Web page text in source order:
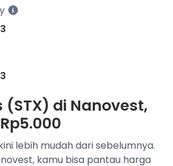
(STX) di Nanovest,
lebih mudah dari sebelumnya.
kamu bisa pantau harga